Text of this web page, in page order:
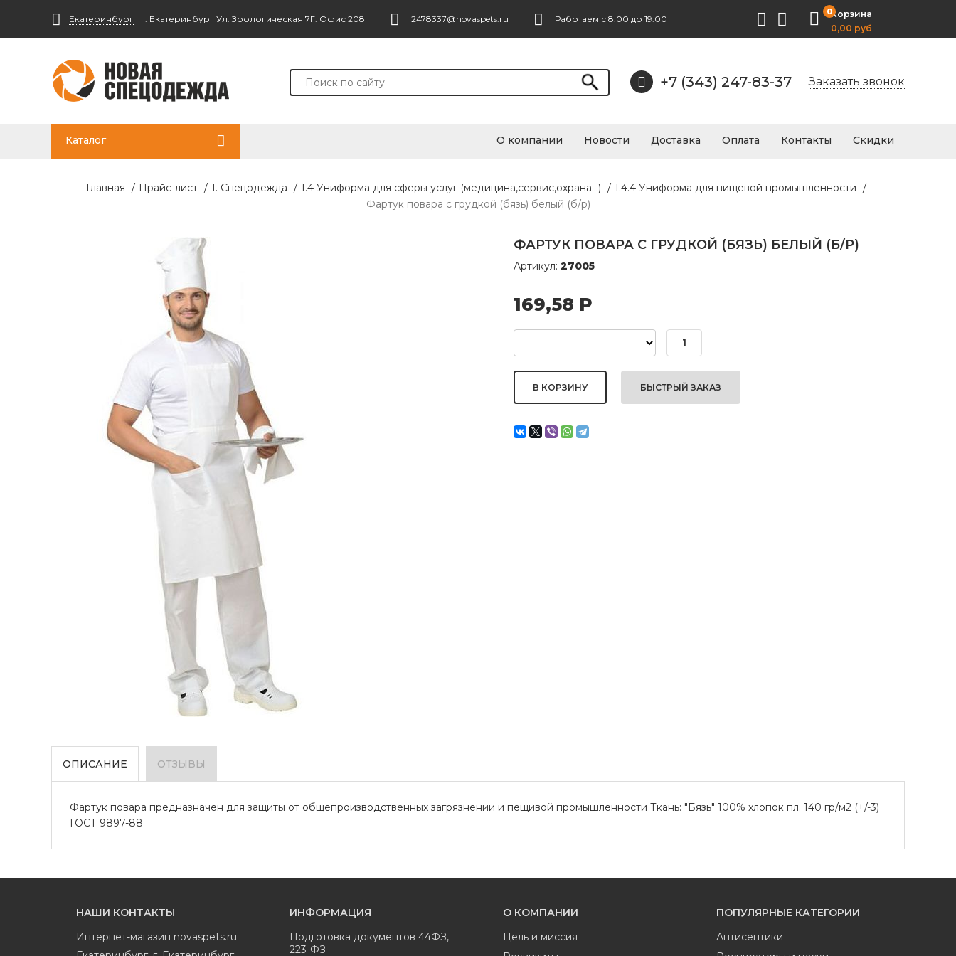
Екатеринбург г. Екатеринбург Ул. Зоологическая 7Г. Офис 208 2478337@novaspets.ru Работаем с 8:00 до 19:00
0Корзина
0,00 руб
+7 (343) 247-83-37 Заказать звонок
Каталог О компании Новости Доставка Оплата Контакты Скидки
Главная / Прайс-лист / 1. Спецодежда / 1.4 Униформа для сферы услуг (медицина,сервис,охрана...) / 1.4.4 Униформа для пищевой промышленности /
Фартук повара с грудкой (бязь) белый (б/р)
ФАРТУК ПОВАРА С ГРУДКОЙ (БЯЗЬ) БЕЛЫЙ (Б/Р)
Артикул: 27005
169,58 Р
БЫСТРЫЙ ЗАКАЗ
ОПИСАНИЕ ОТЗЫВЫ
Фартук повара предназначен для защиты от общепроизводственных загрязнении и пещивой промышленности Ткань: "Бязь" 100% хлопок пл. 140 гр/м2 (+/-3)
ГОСТ 9897-88
НАШИ КОНТАКТЫ
Интернет-магазин novaspets.ru
ИНФОРМАЦИЯ
Подготовка документов 44ФЗ,
223-ФЗ
О КОМПАНИИ
Цель и миссия
ПОПУЛЯРНЫЕ КАТЕГОРИИ
Антисептики